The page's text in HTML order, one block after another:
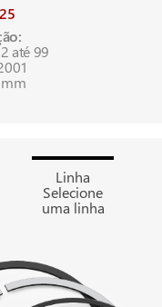
até 99
Linha
Selecione
uma linha